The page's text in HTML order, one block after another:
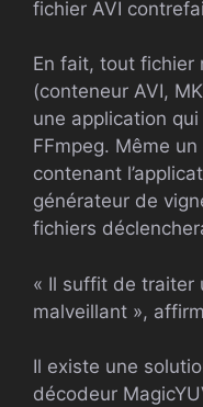
fichier AVI
En fait, tout fichier
(conteneur AVI,
une application
FFmpeg. Même
contenant
générateur de
fichiers
« Il suffit de traiter
malveillant »,
Il existe une
décodeur